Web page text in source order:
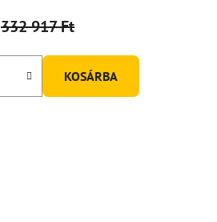
332 917 Ft
KOSÁRBA